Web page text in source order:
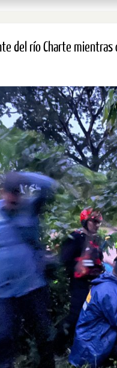
del río Charte